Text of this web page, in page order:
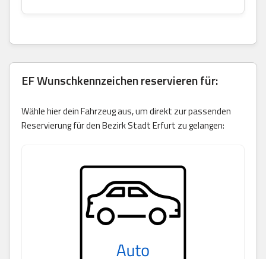
EF Wunschkennzeichen reservieren für:
Wähle hier dein Fahrzeug aus, um direkt zur passenden
Reservierung für den Bezirk Stadt Erfurt zu gelangen: